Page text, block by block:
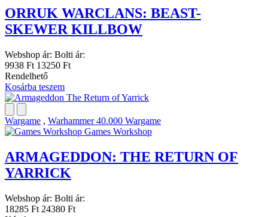
ORRUK WARCLANS: BEAST-
SKEWER KILLBOW
Webshop ár: Bolti ár:
9938 Ft 13250 Ft
Rendelhető
Kosárba teszem
Wargame , Warhammer 40.000 Wargame
Games Workshop
ARMAGEDDON: THE RETURN OF
YARRICK
Webshop ár: Bolti ár:
18285 Ft 24380 Ft